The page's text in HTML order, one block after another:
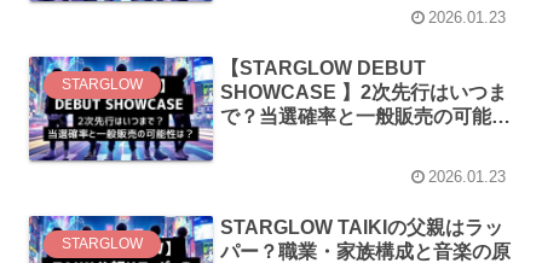
2026.01.23
STARGLOW
【STARGLOW DEBUT
SHOWCASE 】2次先行はいつま
で？当選確率と一般販売の可能性
2026.01.23
STARGLOW
STARGLOW TAIKIの父親はラッ
パー？職業・家族構成と音楽の原